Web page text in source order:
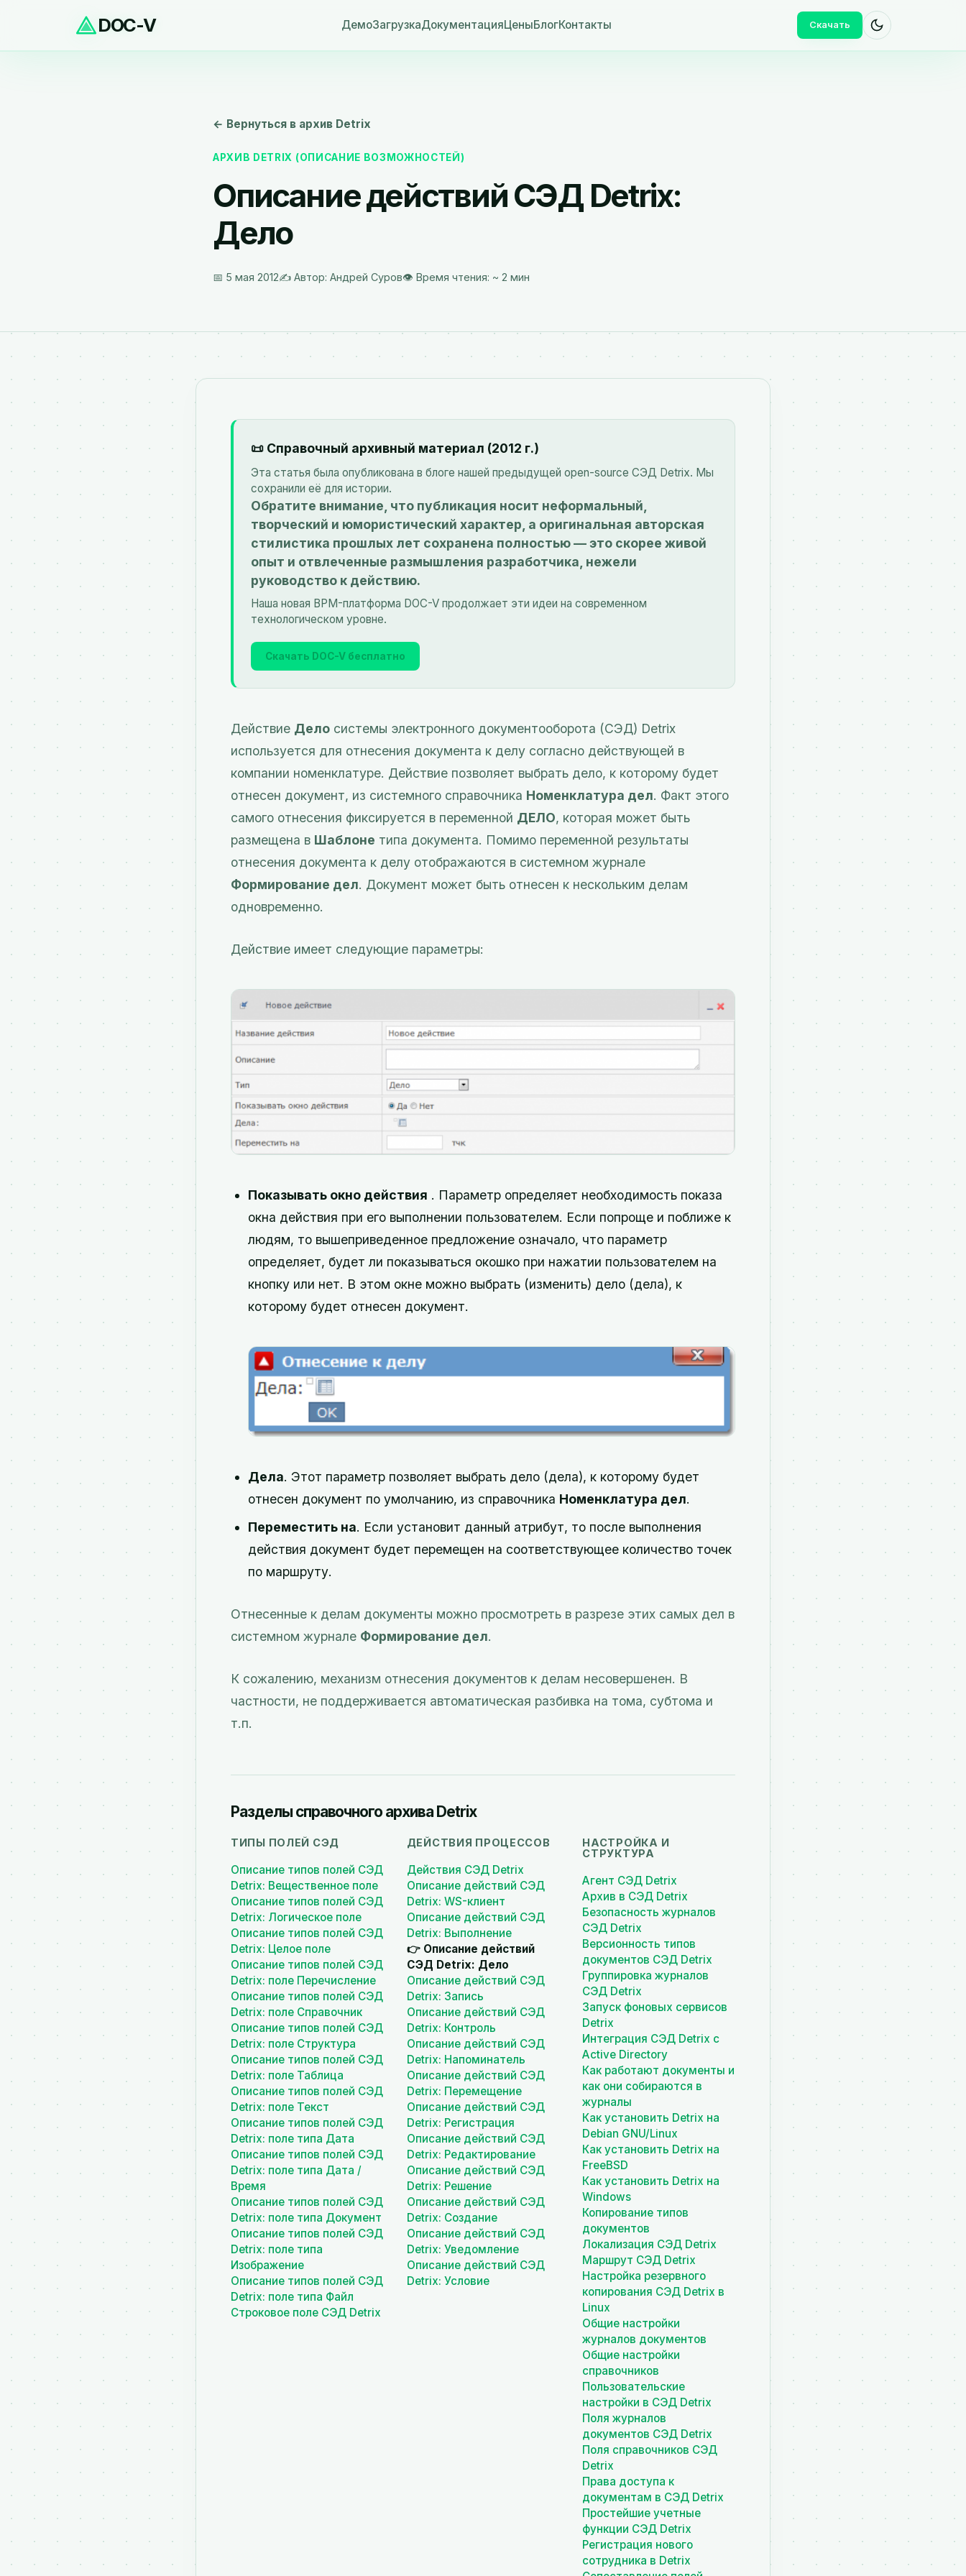
DOC-V ДемоЗагрузкаДокументацияЦеныБлогКонтакты Скачать
← Вернуться в архив Detrix
АРХИВ DETRIX (ОПИСАНИЕ ВОЗМОЖНОСТЕЙ)
Описание действий СЭД Detrix:
Дело
📅 5 мая 2012✍️ Автор: Андрей Суров👁️ Время чтения: ~ 2 мин
📜 Справочный архивный материал (2012 г.)
Эта статья была опубликована в блоге нашей предыдущей open-source СЭД Detrix. Мы
сохранили её для истории.
Обратите внимание, что публикация носит неформальный,
творческий и юмористический характер, а оригинальная авторская
стилистика прошлых лет сохранена полностью — это скорее живой
опыт и отвлеченные размышления разработчика, нежели
руководство к действию.
Наша новая BPM-платформа DOC-V продолжает эти идеи на современном
технологическом уровне.
Скачать DOC-V бесплатно
Действие Дело системы электронного документооборота (СЭД) Detrix
используется для отнесения документа к делу согласно действующей в
компании номенклатуре. Действие позволяет выбрать дело, к которому будет
отнесен документ, из системного справочника Номенклатура дел. Факт этого
самого отнесения фиксируется в переменной ДЕЛО, которая может быть
размещена в Шаблоне типа документа. Помимо переменной результаты
отнесения документа к делу отображаются в системном журнале
Формирование дел. Документ может быть отнесен к нескольким делам
одновременно.
Действие имеет следующие параметры:
Показывать окно действия . Параметр определяет необходимость показа
окна действия при его выполнении пользователем. Если попроще и поближе к
людям, то вышеприведенное предложение означало, что параметр
определяет, будет ли показываться окошко при нажатии пользователем на
кнопку или нет. В этом окне можно выбрать (изменить) дело (дела), к
которому будет отнесен документ.
Дела. Этот параметр позволяет выбрать дело (дела), к которому будет
отнесен документ по умолчанию, из справочника Номенклатура дел.
Переместить на. Если установит данный атрибут, то после выполнения
действия документ будет перемещен на соответствующее количество точек
по маршруту.
Отнесенные к делам документы можно просмотреть в разрезе этих самых дел в
системном журнале Формирование дел.
К сожалению, механизм отнесения документов к делам несовершенен. В
частности, не поддерживается автоматическая разбивка на тома, субтома и
т.п.
Разделы справочного архива Detrix
ТИПЫ ПОЛЕЙ СЭД
Описание типов полей СЭД
Detrix: Вещественное поле
Описание типов полей СЭД
Detrix: Логическое поле
Описание типов полей СЭД
Detrix: Целое поле
Описание типов полей СЭД
Detrix: поле Перечисление
Описание типов полей СЭД
Detrix: поле Справочник
Описание типов полей СЭД
Detrix: поле Структура
Описание типов полей СЭД
Detrix: поле Таблица
Описание типов полей СЭД
Detrix: поле Текст
Описание типов полей СЭД
Detrix: поле типа Дата
Описание типов полей СЭД
Detrix: поле типа Дата /
Время
Описание типов полей СЭД
Detrix: поле типа Документ
Описание типов полей СЭД
Detrix: поле типа
Изображение
Описание типов полей СЭД
Detrix: поле типа Файл
Строковое поле СЭД Detrix
ДЕЙСТВИЯ ПРОЦЕССОВ
Действия СЭД Detrix
Описание действий СЭД
Detrix: WS-клиент
Описание действий СЭД
Detrix: Выполнение
👉 Описание действий
СЭД Detrix: Дело
Описание действий СЭД
Detrix: Запись
Описание действий СЭД
Detrix: Контроль
Описание действий СЭД
Detrix: Напоминатель
Описание действий СЭД
Detrix: Перемещение
Описание действий СЭД
Detrix: Регистрация
Описание действий СЭД
Detrix: Редактирование
Описание действий СЭД
Detrix: Решение
Описание действий СЭД
Detrix: Создание
Описание действий СЭД
Detrix: Уведомление
Описание действий СЭД
Detrix: Условие
НАСТРОЙКА И
СТРУКТУРА
Агент СЭД Detrix
Архив в СЭД Detrix
Безопасность журналов
СЭД Detrix
Версионность типов
документов СЭД Detrix
Группировка журналов
СЭД Detrix
Запуск фоновых сервисов
Detrix
Интеграция СЭД Detrix с
Active Directory
Как работают документы и
как они собираются в
журналы
Как установить Detrix на
Debian GNU/Linux
Как установить Detrix на
FreeBSD
Как установить Detrix на
Windows
Копирование типов
документов
Локализация СЭД Detrix
Маршрут СЭД Detrix
Настройка резервного
копирования СЭД Detrix в
Linux
Общие настройки
журналов документов
Общие настройки
справочников
Пользовательские
настройки в СЭД Detrix
Поля журналов
документов СЭД Detrix
Поля справочников СЭД
Detrix
Права доступа к
документам в СЭД Detrix
Простейшие учетные
функции СЭД Detrix
Регистрация нового
сотрудника в Detrix